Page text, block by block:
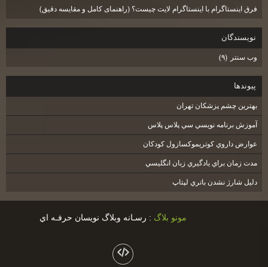
فرق اینستاگرام با اینستاگرام لایت چیست؟ (راهنمای کامل و مقایسه دقیق)
نويسندگان
وب سنتر
پيوندها
بهترين چشم پزشكان تهران
آموزش برنامه نويسي سي پلاس پلاس
عوارض داروي كوتريموكسازول كودكان
مدت زمان براي يادگيري زبان انگليسي
دليل شارژ نشدن باتري لپتاپ
مونو بلاگ: رسـانه وبلاگ نويسان حرفـه اي